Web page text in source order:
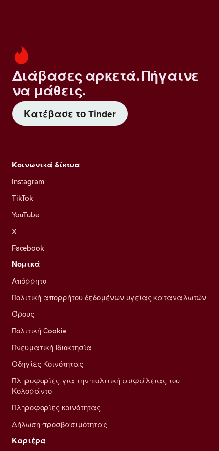
Διάβασες αρκετά. Πήγαινε
να μάθεις.
Κατέβασε το Tinder
Κοινωνικά δίκτυα
Instagram
TikTok
YouTube
X
Facebook
Νομικά
Απόρρητο
Πολιτική απορρήτου δεδομένων υγείας καταναλωτών
Όρους
Πολιτική Cookie
Πνευματική Ιδιοκτησία
Οδηγίες Κοινότητας
Πληροφορίες για την πολιτική ασφάλειας του
Κολοράντο
Πληροφορίες κοινότητας
Δήλωση προσβασιμότητας
Καριέρα